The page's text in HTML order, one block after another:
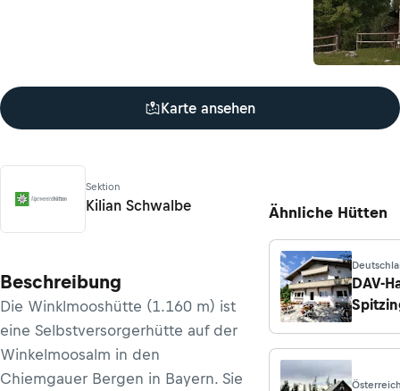
Karte ansehen
Sektion
Kilian Schwalbe
Beschreibung
Die Winklmooshütte (1.160 m) ist
eine Selbstversorgerhütte auf der
Winkelmoosalm in den
Chiemgauer Bergen in Bayern. Sie
Ähnliche Hütten
DAV-